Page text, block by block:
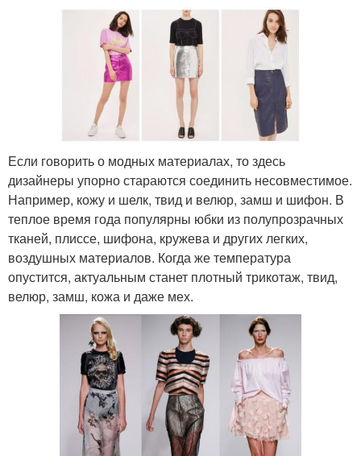
Если говорить о модных материалах, то здесь
дизайнеры упорно стараются соединить несовместимое.
Например, кожу и шелк, твид и велюр, замш и шифон. В
теплое время года популярны юбки из полупрозрачных
тканей, плиссе, шифона, кружева и других легких,
воздушных материалов. Когда же температура
опустится, актуальным станет плотный трикотаж, твид,
велюр, замш, кожа и даже мех.